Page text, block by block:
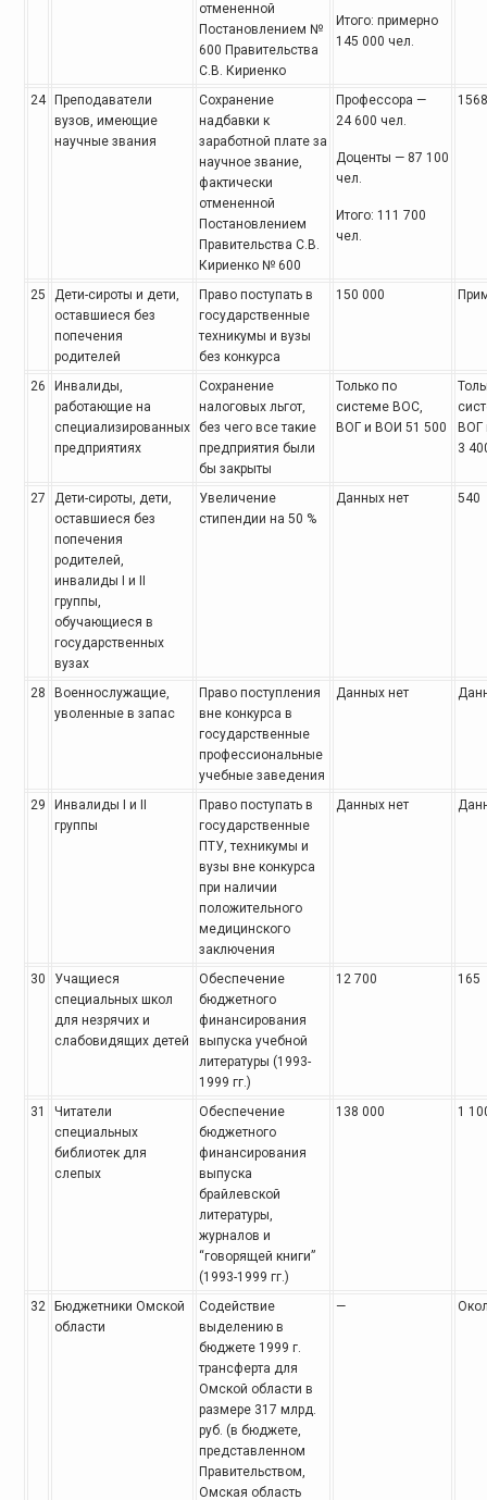
отмененной
Постановлением №
600 Правительства
С.В. Кириенко
Итого: примерно
145 000 чел.
24
Преподаватели
вузов, имеющие
научные звания
Сохранение
надбавки к
заработной плате за
научное звание,
фактически
отмененной
Постановлением
Правительства С.В.
Кириенко № 600
Профессора —
24 600 чел.
Доценты — 87 100
чел.
Итого: 111 700
чел.
1568
25
Дети-сироты и дети,
оставшиеся без
попечения
родителей
Право поступать в
государственные
техникумы и вузы
без конкурса
150 000
26
Инвалиды,
работающие на
специализированных
предприятиях
Сохранение
налоговых льгот,
без чего все такие
предприятия были
бы закрыты
Только по
системе ВОС,
ВОГ и ВОИ 51 500
ВОГ
3
27
Дети-сироты, дети,
оставшиеся без
попечения
родителей,
инвалиды I и II
группы,
обучающиеся в
государственных
вузах
Увеличение
стипендии на 50 %
Данных нет 540
28
Военнослужащие,
уволенные в запас
Право поступления
вне конкурса в
государственные
профессиональные
учебные заведения
Данных нет
29
Инвалиды I и II
группы
Право поступать в
государственные
ПТУ, техникумы и
вузы вне конкурса
при наличии
положительного
медицинского
заключения
Данных нет
30
Учащиеся
специальных школ
для незрячих и
слабовидящих детей
Обеспечение
бюджетного
финансирования
выпуска учебной
литературы (1993-
1999 гг.)
12 700 165
31
Читатели
специальных
библиотек для
слепых
Обеспечение
бюджетного
финансирования
выпуска
брайлевской
литературы,
журналов и
“говорящей книги”
(1993-1999 гг.)
138 000 1
32
Бюджетники Омской
области
Содействие
выделению в
бюджете 1999 г.
трансферта для
Омской области в
размере 317 млрд.
руб. (в бюджете,
представленном
Правительством,
Омская область
—